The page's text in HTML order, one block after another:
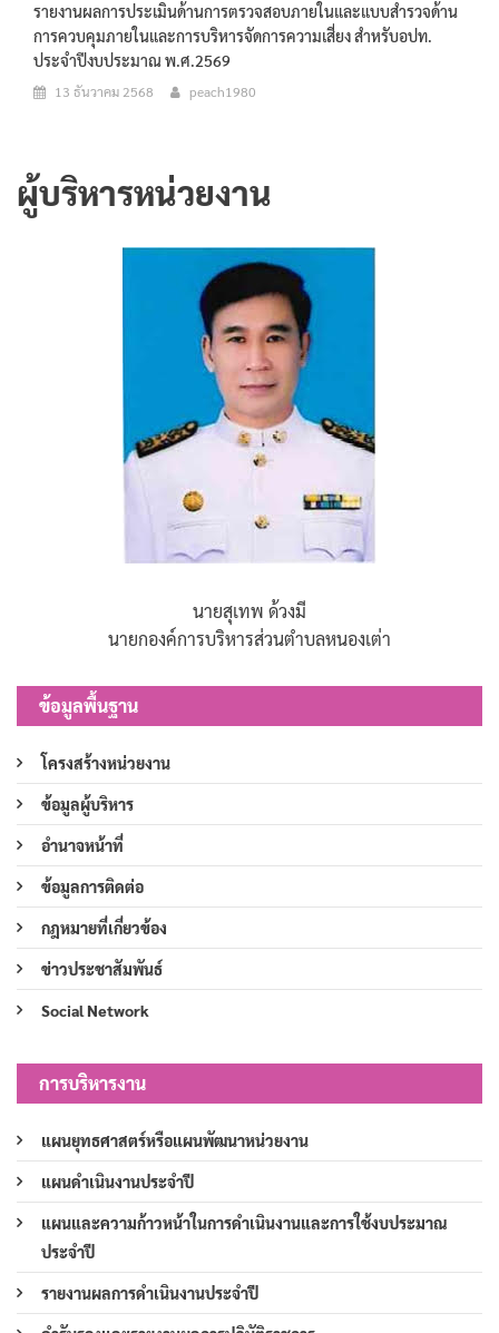
รายงานผลการประเมินด้านการตรวจสอบภายในและแบบสำรวจด้าน
การควบคุมภายในและการบริหารจัดการความเสี่ยง สำหรับอปท.
ประจำปีงบประมาณ พ.ศ.2569
13 ธันวาคม 2568 peach1980
ผู้บริหารหน่วยงาน
นายสุเทพ ด้วงมี
นายกองค์การบริหารส่วนตำบลหนองเต่า
ข้อมูลพื้นฐาน
โครงสร้างหน่วยงาน
ข้อมูลผู้บริหาร
อำนาจหน้าที่
ข้อมูลการติดต่อ
กฎหมายที่เกี่ยวข้อง
ข่าวประชาสัมพันธ์
Social Network
การบริหารงาน
แผนยุทธศาสตร์หรือแผนพัฒนาหน่วยงาน
แผนดำเนินงานประจำปี
แผนและความก้าวหน้าในการดำเนินงานและการใช้งบประมาณ
ประจำปี
รายงานผลการดำเนินงานประจำปี